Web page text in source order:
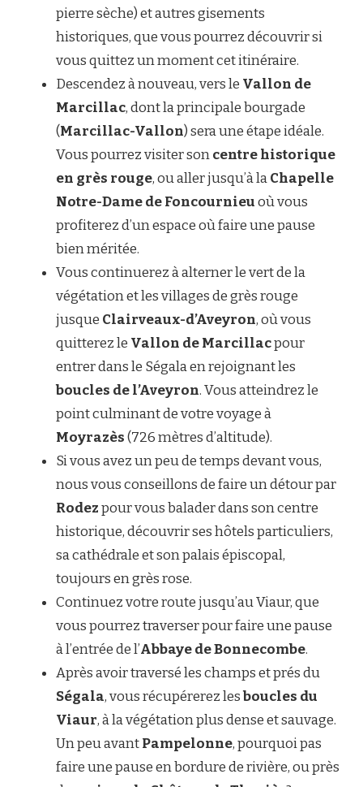
pierre sèche) et autres gisements
historiques, que vous pourrez découvrir si
vous quittez un moment cet itinéraire.
Descendez à nouveau, vers le Vallon de
Marcillac, dont la principale bourgade
(Marcillac-Vallon) sera une étape idéale.
Vous pourrez visiter soncentre historique
en grès rouge, ou aller jusqu’à laChapelle
Notre-Dame de Foncournieuoù vous
profiterez d’un espace où faire une pause
bien méritée.
Vous continuerez à alterner le vert de la
végétation et les villages de grès rouge
jusque Clairveaux-d’Aveyron, où vous
quitterez le Vallon de Marcillacpour
entrer dans le Ségala en rejoignant les
boucles de l’Aveyron. Vous atteindrez le
point culminant de votre voyage à
Moyrazès(726 mètres d’altitude).
Si vous avez un peu de temps devant vous,
nous vous conseillons de faire un détour par
Rodezpour vous balader dans son centre
historique, découvrir ses hôtels particuliers,
sa cathédrale et son palais épiscopal,
toujours en grès rose.
Continuez votre route jusqu’au Viaur, que
vous pourrez traverser pour faire une pause
à l’entrée de l’Abbaye de Bonnecombe.
Après avoir traversé les champs et prés du
Ségala, vous récupérerez lesboucles du
Viaur, à la végétation plus dense et sauvage.
Un peu avantPampelonne, pourquoi pas
faire une pause en bordure de rivière, ou près